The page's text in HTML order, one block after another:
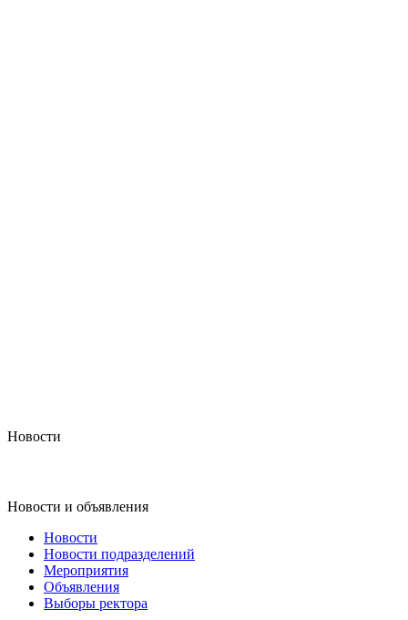
Новости
Новости и объявления
Новости
Новости подразделений
Мероприятия
Объявления
Выборы ректора